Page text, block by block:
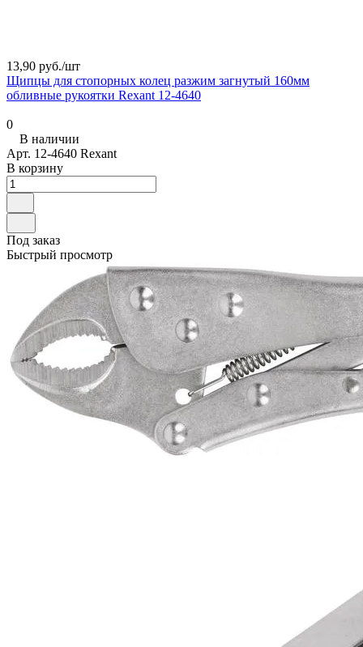
13,90 руб./шт
Щипцы для стопорных колец разжим загнутый 160мм
обливные рукоятки Rexant 12-4640
0
В наличии
Арт. 12-4640 Rexant
В корзину
Под заказ
Быстрый просмотр